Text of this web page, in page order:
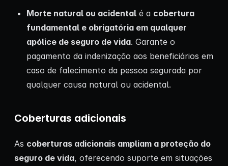
Morte natural ou acidental é a cobertura
fundamental e obrigatória em qualquer
apólice de seguro de vida. Garante o
pagamento da indenização aos beneficiários em
caso de falecimento da pessoa segurada por
qualquer causa natural ou acidental.
Coberturas adicionais
As coberturas adicionais ampliam a proteção do
seguro de vida, oferecendo suporte em situações